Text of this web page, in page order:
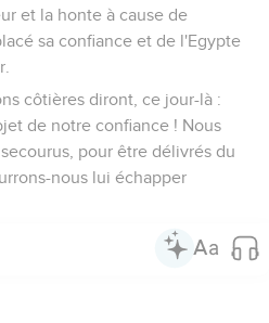
et la honte à cause de
sa confiance et de l'Egypte
côtières diront, ce jour-là :
de notre confiance ! Nous
pour être délivrés du
nous lui échapper